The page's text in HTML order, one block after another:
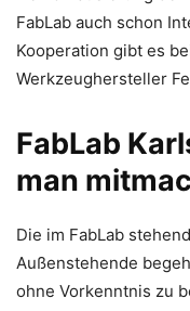
FabLab auch schon
Kooperation gibt es
Werkzeughersteller
FabLab
man
Die im FabLab
Außenstehende
ohne Vorkenntnis zu